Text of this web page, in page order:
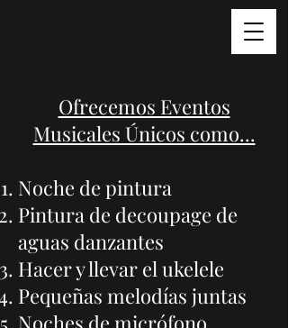
Ofrecemos Eventos
Musicales Únicos como...
Noche de pintura
Pintura de decoupage de
aguas danzantes
Hacer y llevar el ukelele
Pequeñas melodías juntas
Noches de micrófono